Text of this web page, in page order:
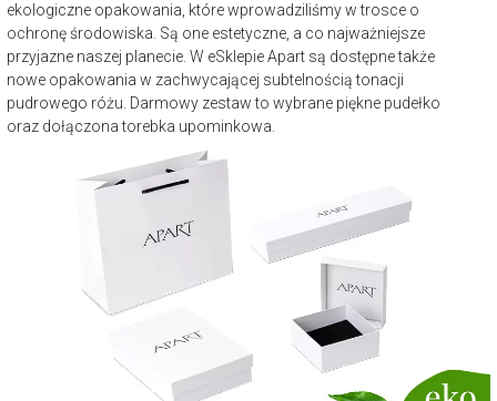
ekologiczne opakowania, które wprowadziliśmy w trosce o
ochronę środowiska. Są one estetyczne, a co najważniejsze
przyjazne naszej planecie. W eSklepie Apart są dostępne także
nowe opakowania w zachwycającej subtelnością tonacji
pudrowego różu. Darmowy zestaw to wybrane piękne pudełko
oraz dołączona torebka upominkowa.